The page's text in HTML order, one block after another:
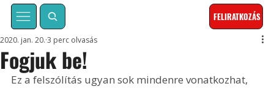
FELIRATKOZÁS
Fogjuk be!
2020. jan. 20. 3 perc olvasás
Ez a felszólítás ugyan sok mindenre vonatkozhat,